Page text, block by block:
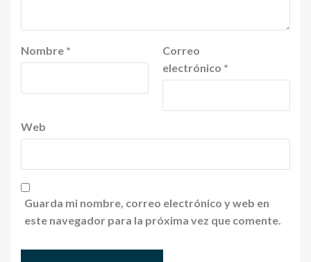
Nombre *
Correo
electrónico *
Web
Guarda mi nombre, correo electrónico y web en
este navegador para la próxima vez que comente.